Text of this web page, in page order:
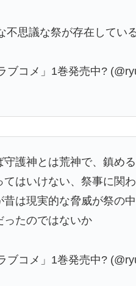
不思議な祭が存在してい
ブコメ」1巻発売中?
護神とは荒神で、鎮め
はいけない、祭事に関
は現実的な脅威が祭の
ったのではないか
ブコメ」1巻発売中?